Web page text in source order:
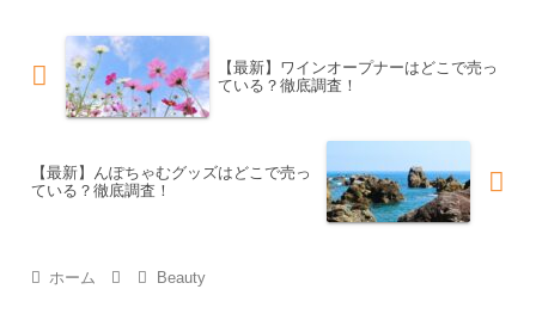
【最新】ワインオープナーはどこで売っ
ている？徹底調査！
【最新】んぽちゃむグッズはどこで売っ
ている？徹底調査！
ホーム Beauty